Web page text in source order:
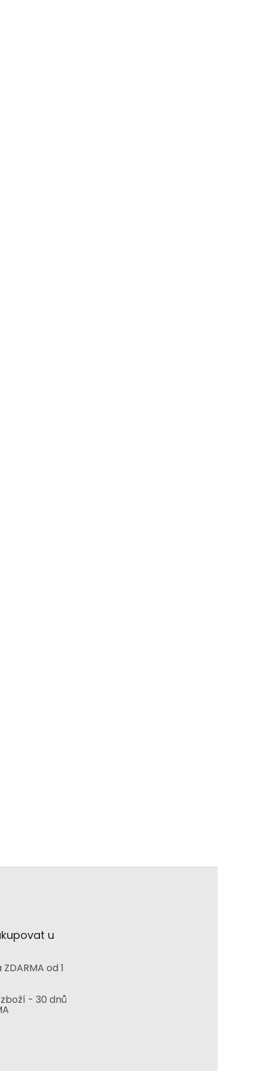
u
od 1
- 30 dnů